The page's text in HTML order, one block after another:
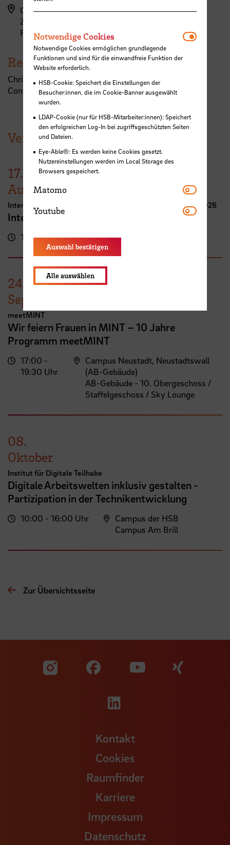
Campus Airportstadt, Flughafenallee (ZIMT)
ZIMT - Erdgeschoss
Raum 032a
Referent:in
Christina Jetzschmann, eXpert for Vehicle Mission &
Control, Airbus Defence & Space
Veranstaltungen der HSB
17.
August
International Week Computer Science and Digital Media 2026
International FutureNow! Symposium
16:00 - 17:30 Uhr Kassenhalle
24.
September
meetMINT
Wir feiern Frauen in MINT – 10 Jahre
Programm meetMINT
17:00 -
19:30 Uhr
Campus Neustadt, Neustadtswall
(AB-Gebäude)
AB-Gebäude - 10. Obergeschoss /
Staffelgeschoss / Sky Lounge
08.
Oktober
Institut für Digitale Teilhabe
Digitale Arbeitswelten inklusiv gestalten -
Partizipation in der Technikentwicklung
10:00 - 16:00 Uhr
Campus der HSB
Campus Am Brill
Zur Übersichtsseite
Zu unserer Facebook
Zu
Zu unserer
Kontakt
Cookies
Raumfinder
Karriere
Impressum
Datenschutz
Notwendige Cookies
Notwendige Cookies ermöglichen grundlegende
Funktionen und sind für die einwandfreie Funktion der
Website erforderlich.
HSB-Cookie: Speichert die Einstellungen der
Besucher:innen, die im Cookie-Banner ausgewählt
wurden.
LDAP-Cookie (nur für HSB-Mitarbeiter:innen): Speichert
den erfolgreichen Log-In bei zugriffsgeschützten Seiten
und Dateien.
Eye-Able®: Es werden keine Cookies gesetzt.
Nutzereinstellungen werden im Local Storage des
Browsers gespeichert.
Matomo Matomo
Youtube Youtube
Auswahl bestätigen
Alle auswählen